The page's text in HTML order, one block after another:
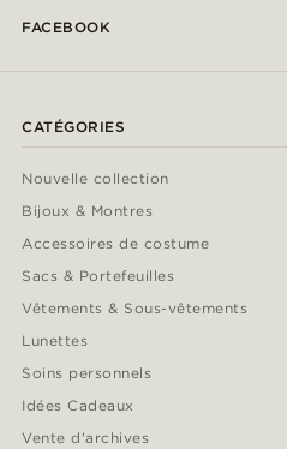
FACEBOOK
CATÉGORIES
Nouvelle collection
Bijoux & Montres
Accessoires de costume
Sacs & Portefeuilles
Vêtements & Sous-vêtements
Lunettes
Soins personnels
Idées Cadeaux
Vente d'archives